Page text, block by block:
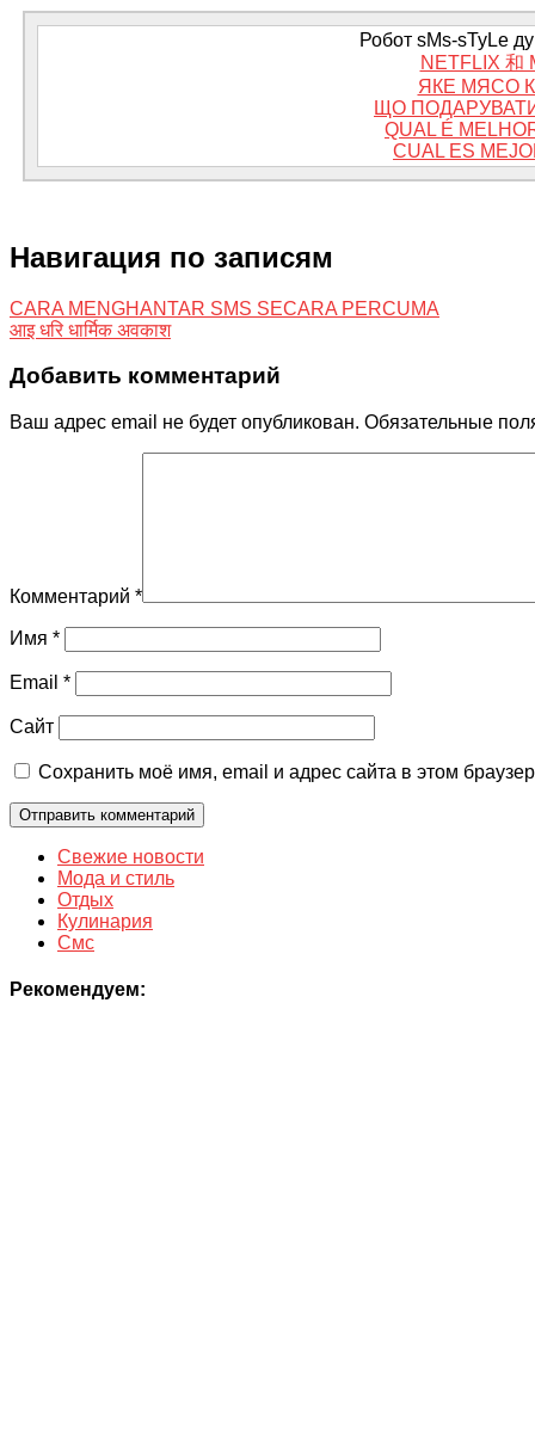
Робот sMs-sTyLe
NETFLIX 和
ЯКЕ МЯСО
ЩО
QUAL É
CUAL ES
Навигация по записям
CARA MENGHANTAR SMS SECARA PERCUMA
आइ धरि धार्मिक अवकाश
Добавить комментарий
Ваш адрес email не будет опубликован. Обязательные
Комментарий *
Имя *
Email *
Сайт
Сохранить моё имя, email и адрес сайта в этом
Свежие новости
Мода и стиль
Отдых
Кулинария
Смс
Рекомендуем: